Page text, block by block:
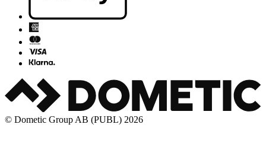
© Dometic Group AB (PUBL) 2026